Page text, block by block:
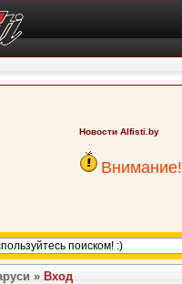
Новости Alfisti.by
Внимание!
» Вход